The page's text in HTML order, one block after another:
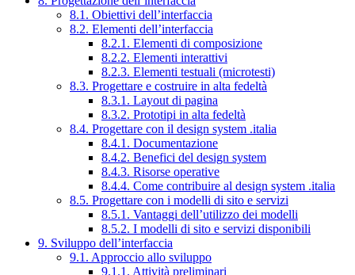
8.1. Obiettivi dell’interfaccia
8.2. Elementi dell’interfaccia
8.2.1. Elementi di composizione
8.2.2. Elementi interattivi
8.2.3. Elementi testuali (microtesti)
8.3. Progettare e costruire in alta fedeltà
8.3.1. Layout di pagina
8.3.2. Prototipi in alta fedeltà
8.4. Progettare con il design system .italia
8.4.1. Documentazione
8.4.2. Benefici del design system
8.4.3. Risorse operative
8.4.4. Come contribuire al design system .italia
8.5. Progettare con i modelli di sito e servizi
8.5.1. Vantaggi dell’utilizzo dei modelli
8.5.2. I modelli di sito e servizi disponibili
9. Sviluppo dell’interfaccia
9.1. Approccio allo sviluppo
9.1.1. Attività preliminari